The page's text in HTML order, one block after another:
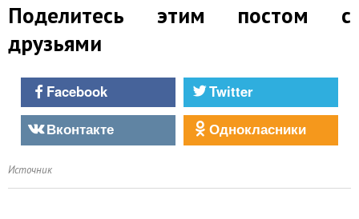
Поделитесь этим постом с
друзьями
Facebook
Twitter
Вконтакте
Однокласники
Источник